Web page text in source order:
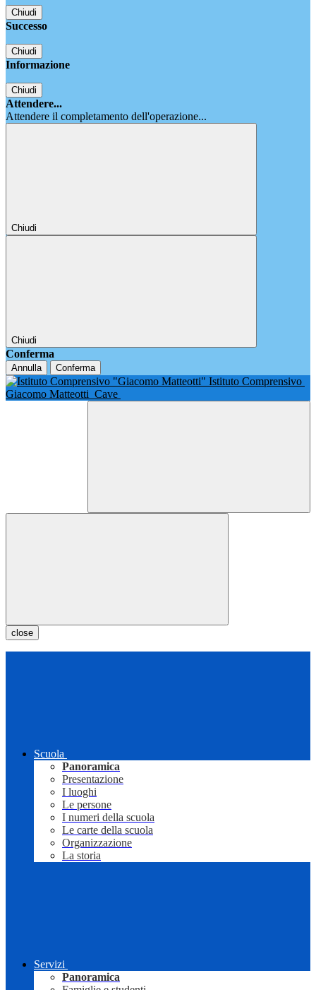
Chiudi
Successo
Chiudi
Informazione
Chiudi
Attendere...
Attendere il completamento dell'operazione...
Chiudi
Chiudi
Conferma
Annulla Conferma
Istituto Comprensivo
Giacomo Matteotti Cave
close
Scuola
Panoramica
Presentazione
I luoghi
Le persone
I numeri della scuola
Le carte della scuola
Organizzazione
La storia
Servizi
Panoramica